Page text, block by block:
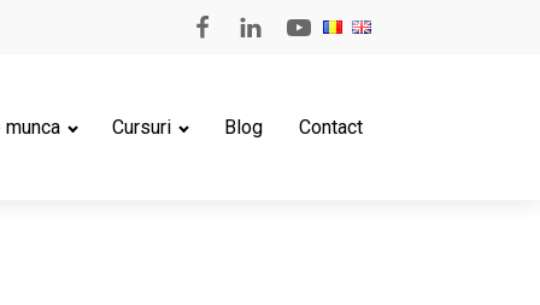
munca Cursuri Blog Contact